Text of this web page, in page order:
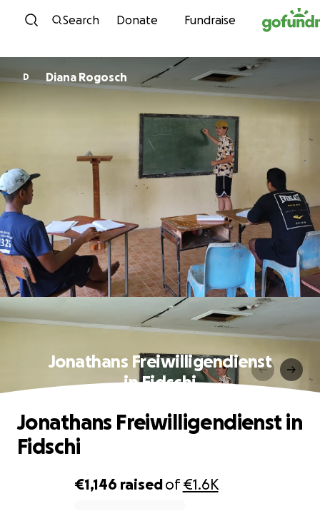
Skip to content
Search Donate Fundraise
D Diana Rogosch
Jonathans Freiwilligendienst
in Fidschi
€1,146 raisedof€1.6K
Jonathans Freiwilligendienst in
Fidschi